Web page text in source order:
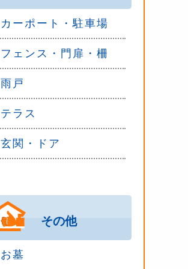
カーポート・駐車場
フェンス・門扉・柵
雨戸
テラス
玄関・ドア
その他
お墓